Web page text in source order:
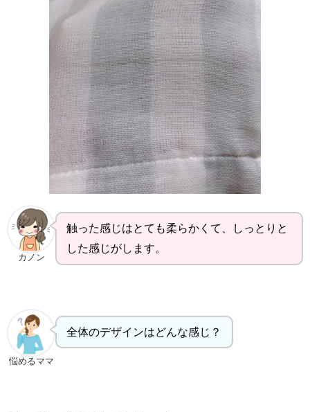
カノン
触った感じはとても柔らかくて、しっとりと
した感じがします。
悩めるママ
全体のデザインはどんな感じ？